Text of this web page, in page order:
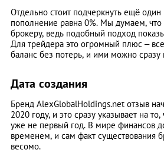
Отдельно стоит подчеркнуть ещё
пополнение равна 0%. Мы думаем,
брокеру, ведь подобный подход
Для трейдера это огромный плюс –
баланс без потерь, и ими можно сразу
Дата создания
Бренд AlexGlobalHoldings.net отзыв
2020 году, и это сразу указывает на
уже не первый год. В мире финансов
временем, и сам факт существования
весомо.